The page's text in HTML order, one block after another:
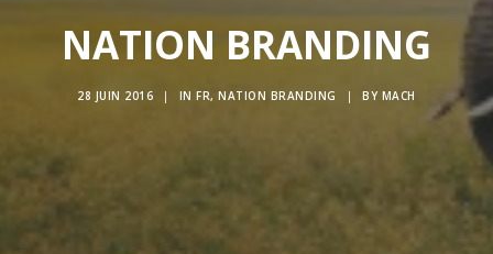
NATION BRANDING
28 JUIN 2016 | INFR,NATION BRANDING | BY MACH